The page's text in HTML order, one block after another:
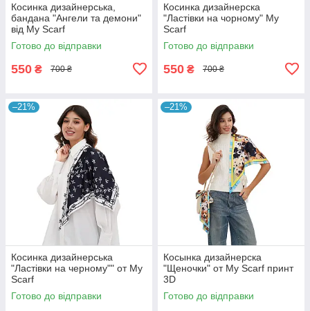
Косинка дизайнерська,
бандана "Ангели та демони"
від My Scarf
Готово до відправки
550 ₴ 700 ₴
Косинка дизайнерска
"Ластівки на чорному" My
Scarf
Готово до відправки
550 ₴ 700 ₴
–21%
Косинка дизайнерська
"Ластівки на черному"" от My
Scarf
Готово до відправки
–21%
Косынка дизайнерска
"Щеночки" от My Scarf принт
3D
Готово до відправки